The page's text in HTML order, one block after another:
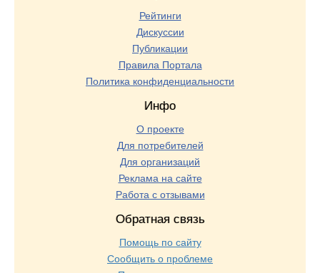
Рейтинги
Дискуссии
Публикации
Правила Портала
Политика конфиденциальности
Инфо
О проекте
Для потребителей
Для организаций
Реклама на сайте
Работа с отзывами
Обратная связь
Помощь по сайту
Сообщить о проблеме